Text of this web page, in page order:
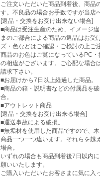
ご注文いただいた商品到着後、商品
す。不良品の場合お手数ですが当店
[返品・交換をお受け出来ない場合]
■商品は受注生産のため、イメージ
まのご都合による商品の返品はお受
ズ・色などはご確認・ご検討の上ご
商品のお色はご覧になっているPC
の相違がございます。ご心配な場合
請求下さい。
■お届けから7日以上経過した商品。
■商品の箱・説明書などの付属品を
合。
■アウトレット商品
[返品・交換をお受け出来る場合]
■運送事故による破損。
■無垢材を使用した商品ですので、
商品一つ一つ違います。それらを越
場合。
いずれの場合も商品到着後7日以内
願いいたします。
ご購入いただいたお客さまに気に入